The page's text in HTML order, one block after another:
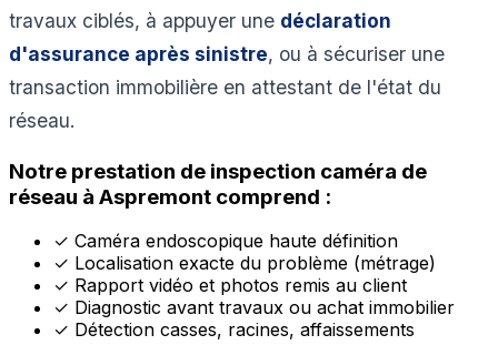
travaux ciblés, à appuyer une déclaration
d'assurance après sinistre, ou à sécuriser une
transaction immobilière en attestant de l'état du
réseau.
Notre prestation de inspection caméra de
réseau à Aspremont comprend :
✓ Caméra endoscopique haute définition
✓ Localisation exacte du problème (métrage)
✓ Rapport vidéo et photos remis au client
✓ Diagnostic avant travaux ou achat immobilier
✓ Détection casses, racines, affaissements